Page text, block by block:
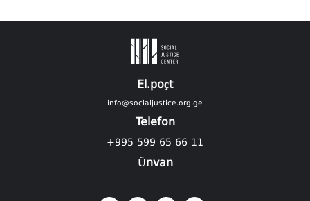
El.poçt
info@socialjustice.org.ge
Telefon
+995 599 65 66 11
Ünvan